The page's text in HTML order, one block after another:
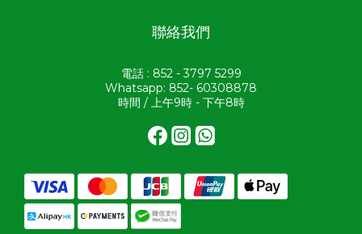
聯絡我們
電話 : 852 - 3797 5299
Whatsapp: 852- 60308878
時間 / 上午9時 - 下午8時